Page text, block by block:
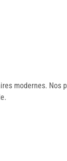
modernes. Nos